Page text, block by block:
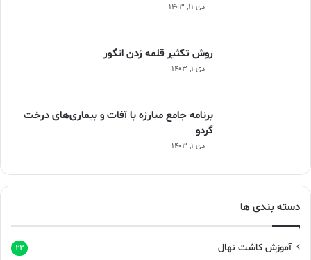
دی ۱۱, ۱۴۰۳
روش تکثیر قلمه زدن انگور
دی ۱, ۱۴۰۳
برنامه جامع مبارزه با آفات و بیماری‌های درخت
گردو
دی ۱, ۱۴۰۳
دسته بندی ها
آموزش کاشت نهال ۲۲